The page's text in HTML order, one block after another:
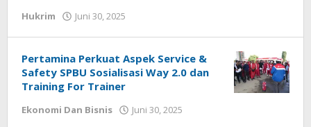
Hukrim Juni 30, 2025
:
Papua
Star
Pertamina Perkuat Aspek Service &
Safety SPBU Sosialisasi Way 2.0 dan
Training For Trainer
Ekonomi Dan Bisnis Juni 30, 2025